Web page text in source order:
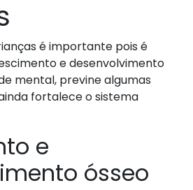
é importante pois é
e desenvolvimento
mental, previne algumas
fortalece o sistema
e
ósseo